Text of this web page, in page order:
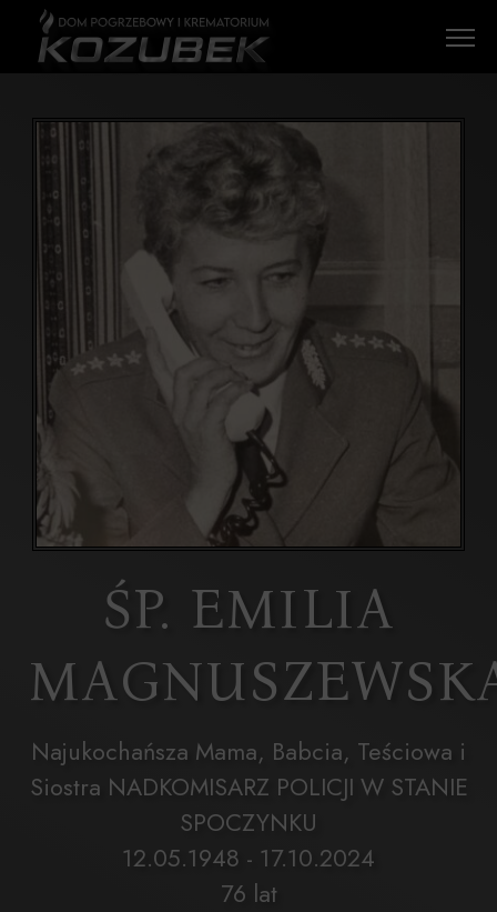
ŚP. EMILIA
Najukochańsza Mama, Babcia, Teściowa i
Siostra NADKOMISARZ POLICJI W STANIE
SPOCZYNKU
12.05.1948 - 17.10.2024
76 lat